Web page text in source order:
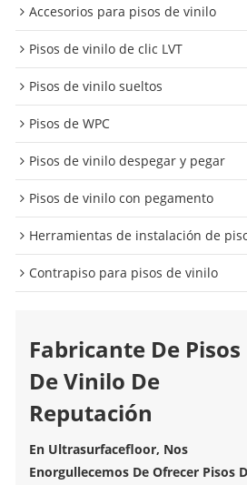
Accesorios para pisos de vinilo
Pisos de vinilo de clic LVT
Pisos de vinilo sueltos
Pisos de WPC
Pisos de vinilo despegar y pegar
Pisos de vinilo con pegamento
Herramientas de instalación de pisos de
Contrapiso para pisos de vinilo
Fabricante De Pisos
De Vinilo De
Reputación
En Ultrasurfacefloor, Nos
Enorgullecemos De Ofrecer Pisos